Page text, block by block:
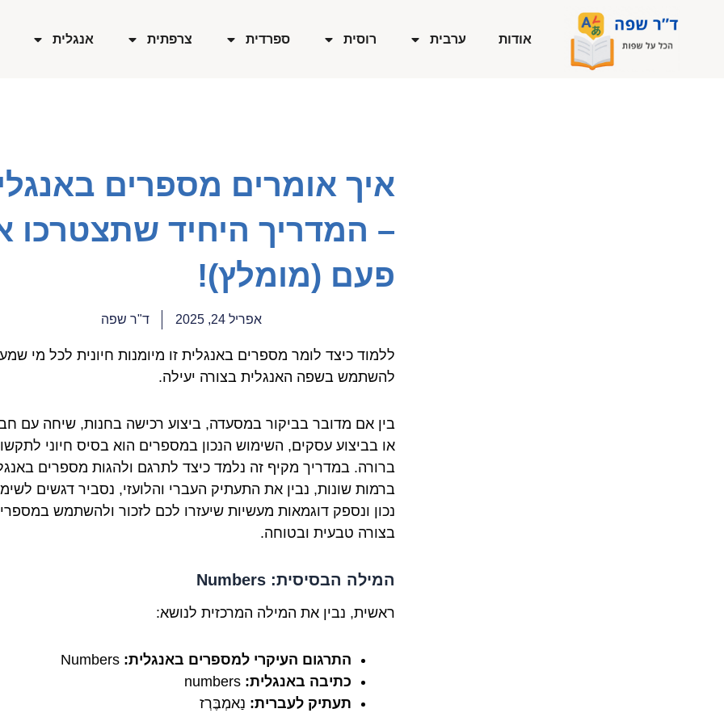
אודות ערבית רוסית ספרדית צרפתית אנגלית
איך אומרים מספרים
– המדריך היחיד שתצטרכו
פעם (מומלץ)!
אפריל 24, 2025 ד"ר שפה
ללמוד כיצד לומר מספרים באנגלית זו מיומנות חיונית לכל מי
להשתמש בשפה האנגלית בצורה יעילה.
בין אם מדובר בביקור במסעדה, ביצוע רכישה בחנות, שיחה עם
או בביצוע עסקים, השימוש הנכון במספרים הוא בסיס חיוני
ברורה. במדריך מקיף זה נלמד כיצד לתרגם ולהגות מספרים
ברמות שונות, נבין את התעתיק העברי והלועזי, נסביר דגשים
נכון ונספק דוגמאות מעשיות שיעזרו לכם לזכור ולהשתמש
בצורה טבעית ובטוחה.
המילה הבסיסית: Numbers
ראשית, נבין את המילה המרכזית לנושא:
התרגום העיקרי למספרים באנגלית: Numbers
כתיבה באנגלית: numbers
תעתיק לעברית: נַאמְבֶּרְז